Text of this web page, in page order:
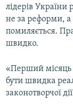
лідерів України
не за реформи, а
помиляється.
швидко.
«Перший місяць
бути швидка
законотворчої